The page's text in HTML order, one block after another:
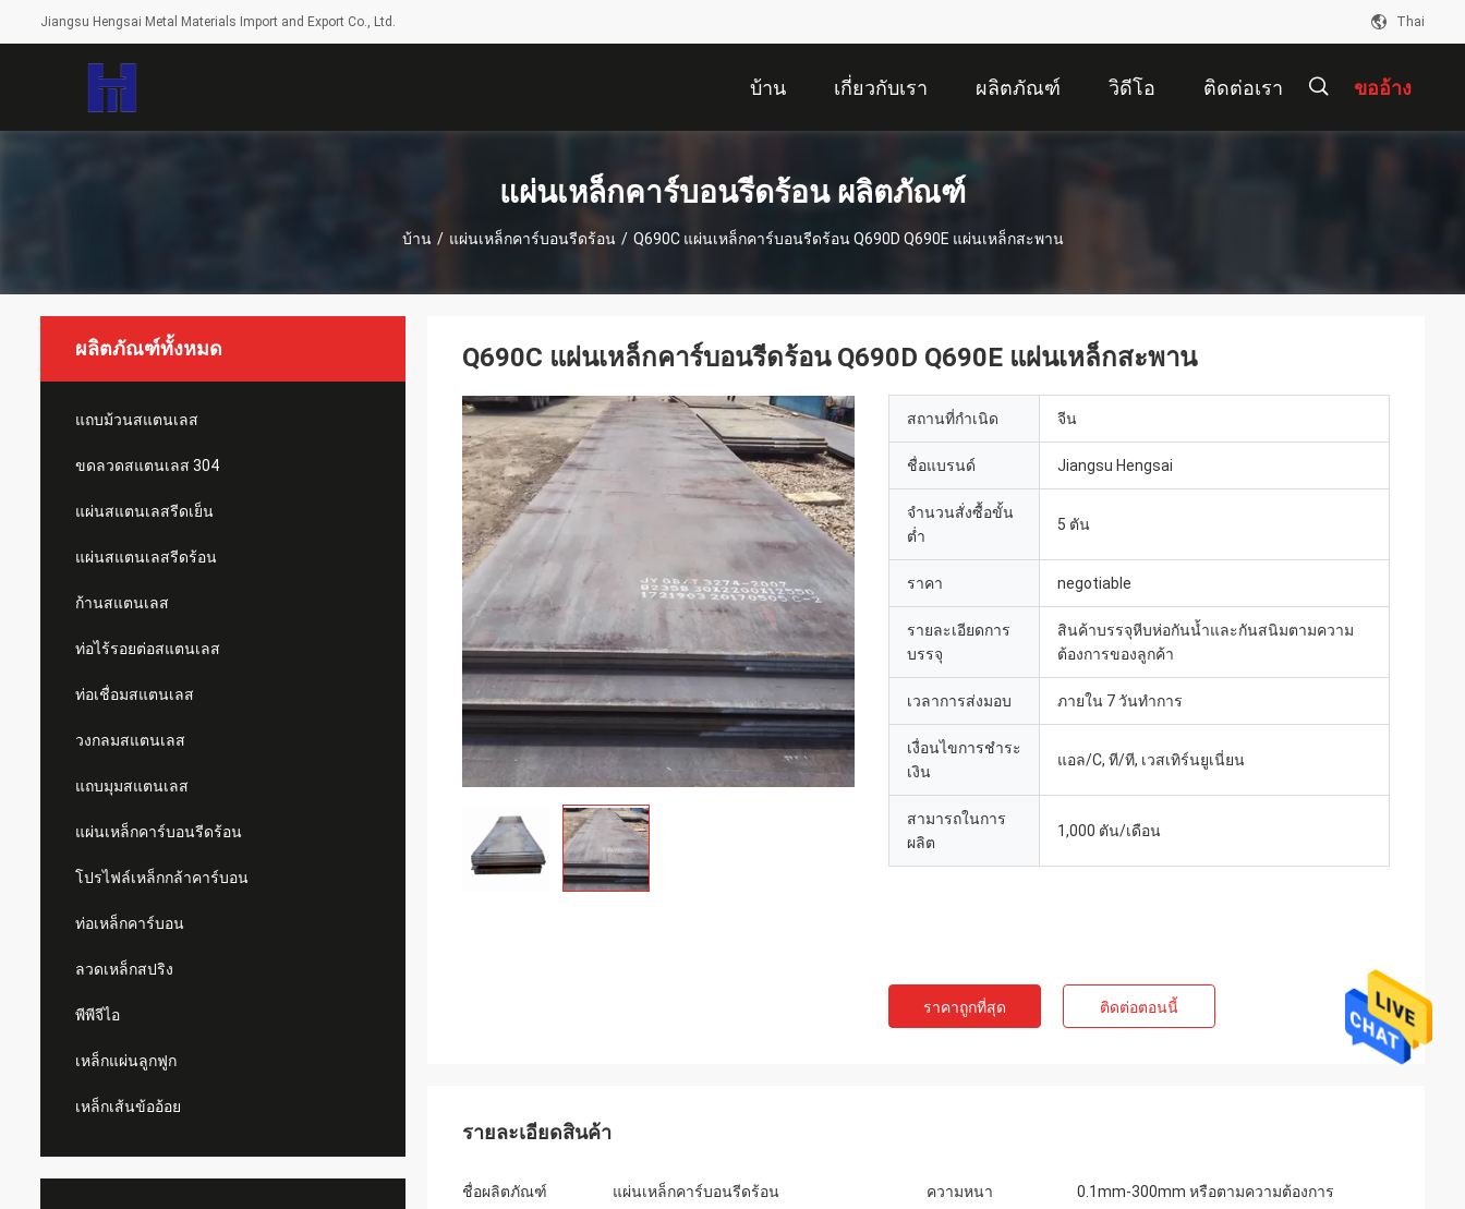
Jiangsu Hengsai Metal Materials Import and Export Co., Ltd. Thai
บ้าน เกี่ยวกับเรา ผลิตภัณฑ์ วิดีโอ ติดต่อเรา ขออ้าง
แผ่นเหล็กคาร์บอนรีดร้อน ผลิตภัณฑ์
บ้าน / แผ่นเหล็กคาร์บอนรีดร้อน / Q690C แผ่นเหล็กคาร์บอนรีดร้อน Q690D Q690E แผ่นเหล็กสะพาน
ผลิตภัณฑ์ทั้งหมด
แถบม้วนสแตนเลส
ขดลวดสแตนเลส 304
แผ่นสแตนเลสรีดเย็น
แผ่นสแตนเลสรีดร้อน
ก้านสแตนเลส
ท่อไร้รอยต่อสแตนเลส
ท่อเชื่อมสแตนเลส
วงกลมสแตนเลส
แถบมุมสแตนเลส
แผ่นเหล็กคาร์บอนรีดร้อน
โปรไฟล์เหล็กกล้าคาร์บอน
ท่อเหล็กคาร์บอน
ลวดเหล็กสปริง
พีพีจีไอ
เหล็กแผ่นลูกฟูก
เหล็กเส้นข้ออ้อย
Q690C แผ่นเหล็กคาร์บอนรีดร้อน Q690D Q690E แผ่นเหล็กสะพาน
สถานที่กำเนิด จีน
ชื่อแบรนด์ Jiangsu Hengsai
จำนวนสั่งซื้อขั้น
ต่ำ
5 ตัน
ราคา negotiable
รายละเอียดการ
บรรจุ
สินค้าบรรจุหีบห่อกันน้ำและกันสนิมตามความ
ต้องการของลูกค้า
เวลาการส่งมอบ ภายใน 7 วันทำการ
เงื่อนไขการชำระ
เงิน
แอล/C, ที/ที, เวสเทิร์นยูเนี่ยน
สามารถในการ
ผลิต
1,000 ตัน/เดือน
ราคาถูกที่สุด ติดต่อตอนนี้
รายละเอียดสินค้า
ชื่อผลิตภัณฑ์ แผ่นเหล็กคาร์บอนรีดร้อน ความหนา 0.1mm-300mm หรือตามความต้องการ